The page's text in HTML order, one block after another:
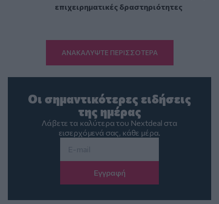
επιχειρηματικές δραστηριότητες
ΑΝΑΚΑΛΥΨΤΕ ΠΕΡΙΣΣΟΤΕΡΑ
Οι σημαντικότερες ειδήσεις
της ημέρας
Λάβετε τα καλύτερα του Nextdeal στα
εισερχόμενά σας, κάθε μέρα.